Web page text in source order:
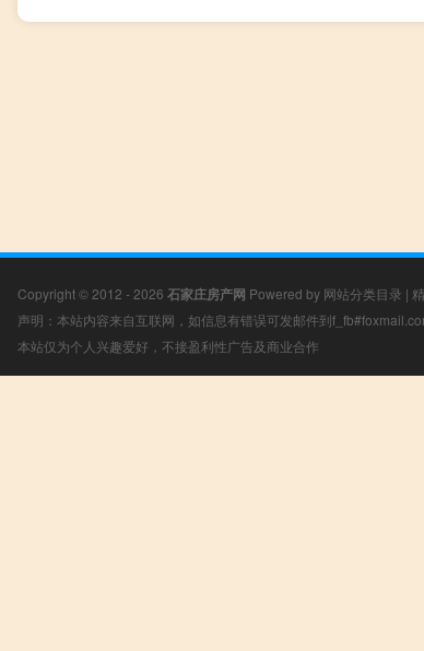
Copyright © 2012 - 2026 石家庄房产网 Powered by 网站分类目录 |
声明：本站内容来自互联网，如信息有错误可发邮件到
本站仅为个人兴趣爱好，不接盈利性广告及商业合作